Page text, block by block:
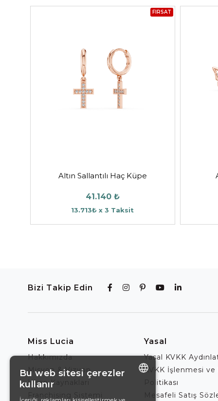
FIRSAT
Altın Sallantılı Haç Küpe
41.140 ₺
13.713₺ x 3 Taksit
Bizi Takip Edin
Miss Lucia
Hakkımızda
Misyon & Vizyon
İnsan Kaynakları
Yasal
Yasal KVKK
KVKK İşlenmesi ve
Politikası
Mesafeli Satış
Bu web sitesi çerezler
kullanır